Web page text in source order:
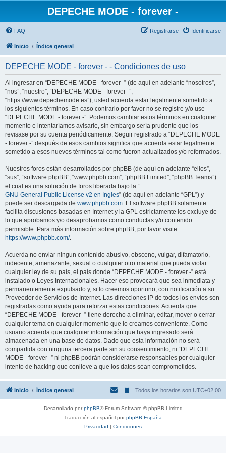
DEPECHE MODE - forever -
FAQ Identificarse
Registrarse
Inicio Índice general
DEPECHE MODE - forever - - Condiciones de uso
Al ingresar en “DEPECHE MODE - forever -” (de aquí en adelante “nosotros”,
“nos”, “nuestro”, “DEPECHE MODE - forever -”,
“https://www.depechemode.es”), usted acuerda estar legalmente sometido a
los siguientes términos. En caso contrario por favor no se registre y/o use
“DEPECHE MODE - forever -”. Podemos cambiar estos términos en cualquier
momento e intentaríamos avisarle, sin embargo sería prudente que los
revisase por su cuenta periódicamente. Seguir registrado a “DEPECHE MODE
- forever -” después de esos cambios significa que acuerda estar legalmente
sometido a esos nuevos términos tal como fueron actualizados y/o reformados.
Nuestros foros están desarrollados por phpBB (de aquí en adelante “ellos”,
“sus”, “software phpBB”, “www.phpbb.com”, “phpBB Limited”, “phpBB Teams”)
el cual es una solución de foros liberada bajo la “
GNU General Public License v2 en Ingles” (de aquí en adelante “GPL”) y
puede ser descargada de www.phpbb.com. El software phpBB solamente
facilita discusiones basadas en Internet y la GPL estrictamente los excluye de
lo que aprobamos y/o desaprobamos como conductas y/o contenido
permisible. Para más información sobre phpBB, por favor visite:
https://www.phpbb.com/.
Acuerda no enviar ningun contenido abusivo, obsceno, vulgar, difamatorio,
indecente, amenazante, sexual o cualquier otro material que pueda violar
cualquier ley de su país, el país donde “DEPECHE MODE - forever -” está
instalado o Leyes Internacionales. Hacer eso provocará que sea inmediata y
permanentemente expulsado y, si lo creemos oportuno, con notificación a su
Proveedor de Servicios de Internet. Las direcciones IP de todos los envíos son
registradas como ayuda para reforzar estas condiciones. Acuerda que
“DEPECHE MODE - forever -” tiene derecho a eliminar, editar, mover o cerrar
cualquier tema en cualquier momento que lo creamos conveniente. Como
usuario acuerda que cualquier información que haya ingresado será
almacenada en una base de datos. Dado que esta información no será
compartida con ninguna tercera parte sin su consentimiento, ni “DEPECHE
MODE - forever -” ni phpBB podrán considerarse responsables por cualquier
intento de hacking que conlleve a que los datos sean comprometidos.
Inicio Índice general Todos los horarios son UTC+02:00
Desarrollado porphpBB® Forum Software © phpBB Limited
Traducción al español porphpBB España
Privacidad | Condiciones